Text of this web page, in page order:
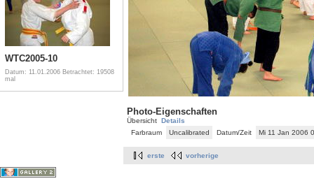
WTC2005-10
Datum: 11.01.2006 Betrachtet: 19508
mal
Photo-Eigenschaften
Übersicht Details
Farbraum
Uncalibrated Datum/Zeit Mi 11 Jan 2006
erste vorherige